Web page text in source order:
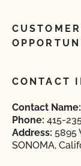
CONTACT
Contact Name:
Phone: 415-
Address: 5895
SONOMA,